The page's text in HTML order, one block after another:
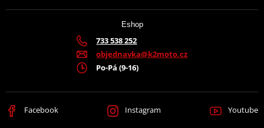
Eshop
733 538 252
objednavka@k2moto.cz
Po-Pá (9-16)
Facebook Instagram Youtube